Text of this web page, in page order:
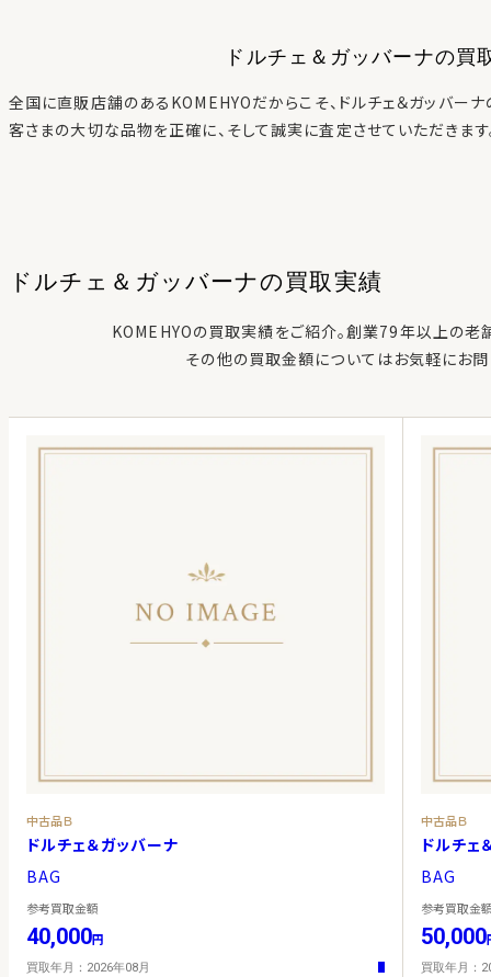
ドルチェ＆ガッバーナの買
全国に直販店舗のあるKOMEHYOだからこそ、 ドルチェ＆ガッバーナ
客さまの大切な品物を正確に、そして誠実に査定させていただきます
ドルチェ＆ガッバーナの 買取実績
KOMEHYOの買取実績をご紹介。創業79年以上の老
その他の買取金額についてはお気軽にお問
中古品Ｂ
ドルチェ＆ガッバーナ
BAG
参考買取金額
40,000円
買取年月：2026年08月
中古品Ｂ
ドルチェ
BAG
参考買取金
50,000
買取年月：